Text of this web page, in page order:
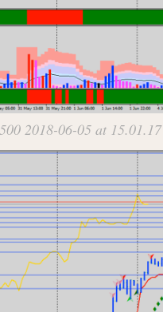
2018-06-05 at 15.01.17